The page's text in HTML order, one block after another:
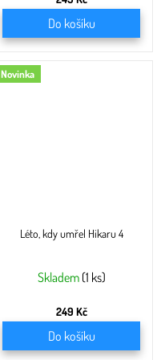
Do košíku
Novinka
Léto, kdy umřel Hikaru 4
Skladem (1 ks)
249 Kč
Do košíku